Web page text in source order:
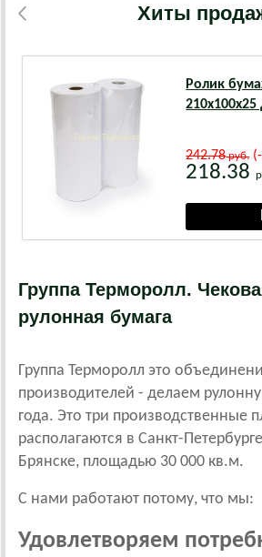
Хиты
Ролик
210х100х25
242.78руб.(-
218.38
Группа Терморолл.
рулонная бумага
Группа Терморолл это
производителей - делаем
года. Это три производственные
располагаются в Санкт-
Брянске, площадью 30 000 кв.м.
С нами работают потому, что мы:
Удовлетворяем